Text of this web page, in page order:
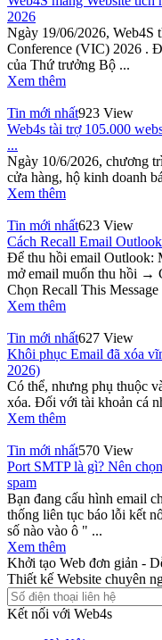
2026
Ngày 19/06/2026,
Conference (VIC) 2026 .
của Thứ trưởng Bộ ...
Xem thêm
Tin mới nhất923 View
Web4s tài trợ 105.000
...
Ngày 10/6/2026, chương
cửa hàng, hộ kinh doanh
Xem thêm
Tin mới nhất623 View
Cách Recall Email
Để thu hồi email Outlook:
mở email muốn thu hồi →
Chọn Recall This
Xem thêm
Tin mới nhất627 View
Khôi phục Email đã xóa
2026)
Có thể, nhưng phụ thuộc
xóa. Đối với tài khoản cá
Xem thêm
Tin mới nhất570 View
Port SMTP là gì? Nên
spam
Bạn đang cấu hình email
thống liên tục báo lỗi kết
số nào vào ô " ...
Xem thêm
Khởi tạo Web đơn giản -
Thiết kế Website chuyên
Kết nối với Web4s